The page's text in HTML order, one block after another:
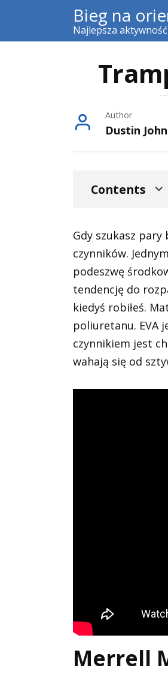
content
Bieg na
Najlepsza
Author
Dustin
Contents
Gdy szukasz
czynników.
podeszwę
tendencję do
kiedyś robiłeś.
poliuretanu. EVA
czynnikiem jest
wahają się od
Merrell